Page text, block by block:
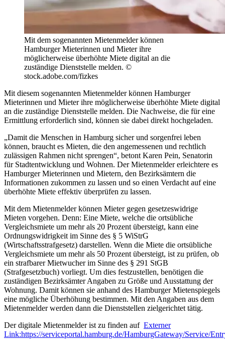
Mit dem sogenannten Mietenmelder können
Hamburger Mieterinnen und Mieter ihre
möglicherweise überhöhte Miete digital an die
zuständige Dienststelle melden. ©
stock.adobe.com/fizkes
Mit diesem sogenannten Mietenmelder können Hamburger
Mieterinnen und Mieter ihre möglicherweise überhöhte Miete digital
an die zuständige Dienststelle melden. Die Nachweise, die für eine
Ermittlung erforderlich sind, können sie dabei direkt hochgeladen.
„Damit die Menschen in Hamburg sicher und sorgenfrei leben
können, braucht es Mieten, die den angemessenen und rechtlich
zulässigen Rahmen nicht sprengen“, betont Karen Pein, Senatorin
für Stadtentwicklung und Wohnen. Der Mietenmelder erleichtere es
Hamburger Mieterinnen und Mietern, den Bezirksämtern die
Informationen zukommen zu lassen und so einen Verdacht auf eine
überhöhte Miete effektiv überprüfen zu lassen.
Mit dem Mietenmelder können Mieter gegen gesetzeswidrige
Mieten vorgehen. Denn: Eine Miete, welche die ortsübliche
Vergleichsmiete um mehr als 20 Prozent übersteigt, kann eine
Ordnungswidrigkeit im Sinne des § 5 WiStrG
(Wirtschaftsstrafgesetz) darstellen. Wenn die Miete die ortsübliche
Vergleichsmiete um mehr als 50 Prozent übersteigt, ist zu prüfen, ob
ein strafbarer Mietwucher im Sinne des § 291 StGB
(Strafgesetzbuch) vorliegt. Um dies festzustellen, benötigen die
zuständigen Bezirksämter Angaben zu Größe und Ausstattung der
Wohnung. Damit können sie anhand des Hamburger Mietenspiegels
eine mögliche Überhöhung bestimmen. Mit den Angaben aus dem
Mietenmelder werden dann die Dienststellen zielgerichtet tätig.
Der digitale Mietenmelder ist zu finden auf Externer
Link:https://serviceportal.hamburg.de/HamburgGateway/Service/